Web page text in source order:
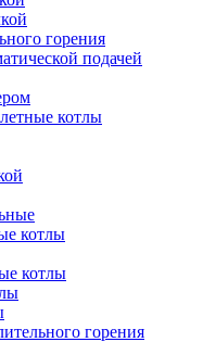
горения
подачей
котлы
котлы
котлы
горения